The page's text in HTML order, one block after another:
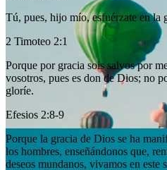
Tú, pues, hijo mío, esfuérzate en la
2 Timoteo 2:1
Porque por gracia sois salvos por
vosotros, pues es don de Dios; no
gloríe.
Efesios 2:8-9
Porque la gracia de Dios se ha
los hombres, enseñándonos que,
deseos mundanos, vivamos en este